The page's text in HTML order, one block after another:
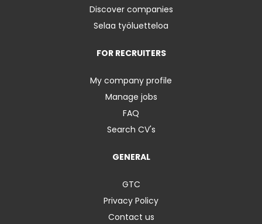
Discover companies
Selaa työluetteloa
FOR RECRUITERS
My company profile
Manage jobs
FAQ
Search CV's
GENERAL
GTC
Privacy Policy
Contact us